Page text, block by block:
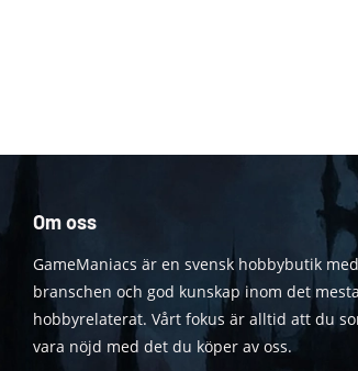
Om oss
GameManiacs är en svensk hobbybutik
branschen och god kunskap inom det mesta
hobbyrelaterat. Vårt fokus är alltid att du
vara nöjd med det du köper av oss.